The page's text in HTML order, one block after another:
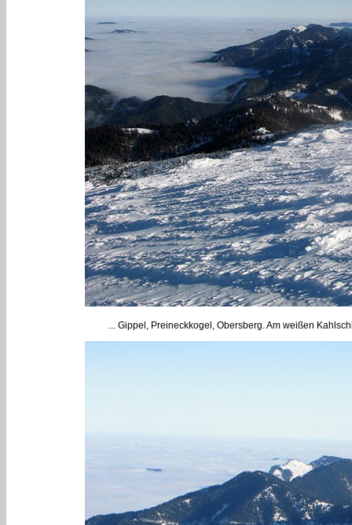
... Gippel, Preineckkogel, Obersberg. Am weißen